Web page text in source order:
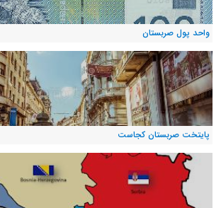
واحد پول صربستان
پایتخت صربستان کجاست